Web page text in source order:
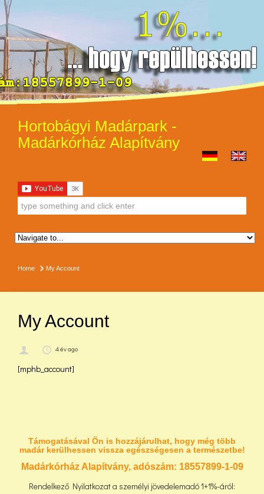
Hortobágyi Madárpark -
Madárkórház Alapítvány
Home My Account
My Account
4 év ago
[mphb_account]
Támogatásával Ön is hozzájárulhat, hogy még több
madár kerülhessen vissza egészségesen a természetbe!
Madárkórház Alapítvány, adószám: 18557899-1-09
Rendelkező Nyilatkozat a személyi jövedelemadó 1+1%-áról: